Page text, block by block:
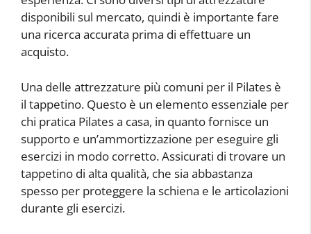
disponibili sul mercato, quindi è importante fare
una ricerca accurata prima di effettuare un
acquisto.
Una delle attrezzature più comuni per il Pilates è
il tappetino. Questo è un elemento essenziale per
chi pratica Pilates a casa, in quanto fornisce un
supporto e un’ammortizzazione per eseguire gli
esercizi in modo corretto. Assicurati di trovare un
tappetino di alta qualità, che sia abbastanza
spesso per proteggere la schiena e le articolazioni
durante gli esercizi.